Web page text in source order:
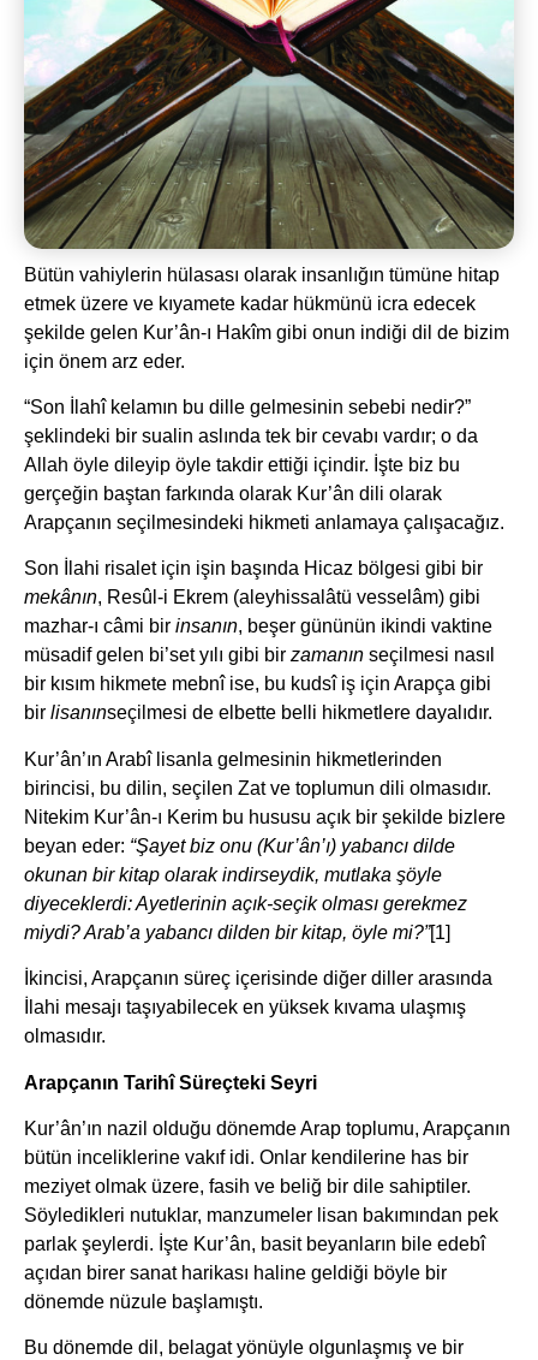
Bütün vahiylerin hülasası olarak insanlığın tümüne hitap
etmek üzere ve kıyamete kadar hükmünü icra edecek
şekilde gelen Kur’ân-ı Hakîm gibi onun indiği dil de bizim
için önem arz eder.
“Son İlahî kelamın bu dille gelmesinin sebebi nedir?”
şeklindeki bir sualin aslında tek bir cevabı vardır; o da
Allah öyle dileyip öyle takdir ettiği içindir. İşte biz bu
gerçeğin baştan farkında olarak Kur’ân dili olarak
Arapçanın seçilmesindeki hikmeti anlamaya çalışacağız.
Son İlahi risalet için işin başında Hicaz bölgesi gibi bir
mekânın, Resûl-i Ekrem (aleyhissalâtü vesselâm) gibi
mazhar-ı câmi bir insanın, beşer gününün ikindi vaktine
müsadif gelen bi’set yılı gibi bir zamanın seçilmesi nasıl
bir kısım hikmete mebnî ise, bu kudsî iş için Arapça gibi
bir lisanınseçilmesi de elbette belli hikmetlere dayalıdır.
Kur’ân’ın Arabî lisanla gelmesinin hikmetlerinden
birincisi, bu dilin, seçilen Zat ve toplumun dili olmasıdır.
Nitekim Kur’ân-ı Kerim bu hususu açık bir şekilde bizlere
beyan eder: “Şayet biz onu (Kur’ân’ı) yabancı dilde
okunan bir kitap olarak indirseydik, mutlaka şöyle
diyeceklerdi: Ayetlerinin açık-seçik olması gerekmez
miydi? Arab’a yabancı dilden bir kitap, öyle mi?”[1]
İkincisi, Arapçanın süreç içerisinde diğer diller arasında
İlahi mesajı taşıyabilecek en yüksek kıvama ulaşmış
olmasıdır.
Arapçanın Tarihî Süreçteki Seyri
Kur’ân’ın nazil olduğu dönemde Arap toplumu, Arapçanın
bütün inceliklerine vakıf idi. Onlar kendilerine has bir
meziyet olmak üzere, fasih ve beliğ bir dile sahiptiler.
Söyledikleri nutuklar, manzumeler lisan bakımından pek
parlak şeylerdi. İşte Kur’ân, basit beyanların bile edebî
açıdan birer sanat harikası haline geldiği böyle bir
dönemde nüzule başlamıştı.
Bu dönemde dil, belagat yönüyle olgunlaşmış ve bir